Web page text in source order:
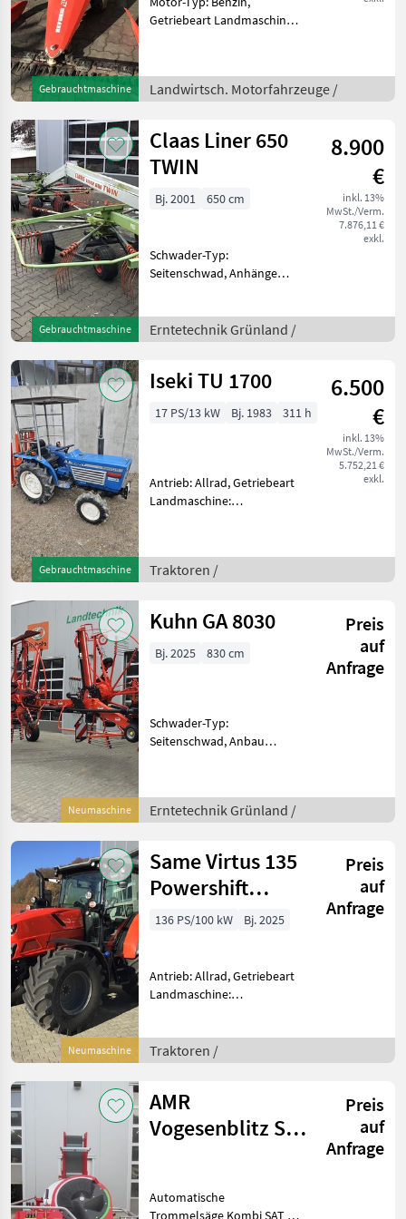
Gebrauchtmaschine
Getriebeart Landmaschine:
Lenkbremse 2 Takt Rotax
MAG 300 Motor 2 Gang
Mittelschnittbal
Landwirtsch. Motorfahrzeuge /
Gebrauchtmaschine
Claas Liner 650
TWIN
8.900
€
inkl. 13%
MwSt./Verm.
7.876,11 €
exkl.
Bj. 2001 650 cm
Schwader-Typ:
Seitenschwad, Anhänge
Nachlaufeinrichtung,
Tandemachse Der
überholt und ist sofort
Erntetechnik Grünland /
Gebrauchtmaschine
Iseki TU 1700
6.500
€
inkl. 13%
MwSt./Verm.
5.752,21 €
exkl.
17 PS/13 kW Bj. 1983 311 h
Antrieb: Allrad, Getriebeart
Landmaschine:
Abgasstufe: Tier 1/Stage I,
Oberlenker hinten:
Anhängevorrichtung:
manuell
Traktoren /
Neumaschine
Kuhn GA 8030
Preis
auf
Anfrage
Bj. 2025 830 cm
Schwader-Typ:
Seitenschwad, Anbau
Nachlaufeinrichtung,
Zinkenverlustsicherung
Erntetechnik Grünland /
Neumaschine
Same Virtus 135
Powershift
(Stage V)
Preis
auf
Anfrage
136 PS/100 kW Bj. 2025
Antrieb: Allrad, Getriebeart
Landmaschine:
Zapfwellendrehzahl:
540/540E/1000/1000E,
km/h: 40 km/h, Aufladu
Traktoren /
AMR
Vogesenblitz SAT
Preis
auf
Anfrage
Automatische
Trommelsäge Kombi SAT 4-